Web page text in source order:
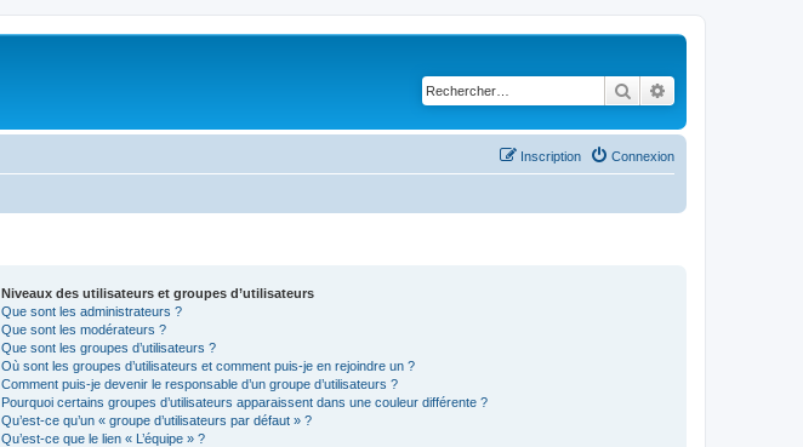
Rechercher
Connexion
Inscription
Niveaux des utilisateurs et groupes d’utilisateurs
Que sont les administrateurs ?
Que sont les modérateurs ?
Que sont les groupes d’utilisateurs ?
Où sont les groupes d’utilisateurs et comment puis-je en rejoindre un ?
Comment puis-je devenir le responsable d’un groupe d’utilisateurs ?
Pourquoi certains groupes d’utilisateurs apparaissent dans une couleur différente ?
Qu’est-ce qu’un « groupe d’utilisateurs par défaut » ?
Qu’est-ce que le lien « L’équipe » ?